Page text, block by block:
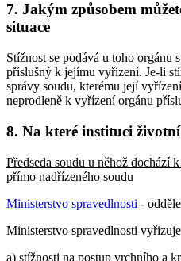
7. Jakým způsobem
situace
Stížnost se podává u toho orgánu
příslušný k jejímu vyřízení. Je-li
správy soudu, kterému její
neprodleně k vyřízení orgánu
8. Na které instituci
Předseda soudu u něhož dochází
přímo nadřízeného soudu
Ministerstvo spravedlnosti -
Ministerstvo spravedlnosti vyřizuje
a) stížnosti na postup vrchního a